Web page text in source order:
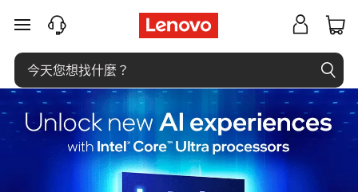
什
么
是
硬
跳至主要內容